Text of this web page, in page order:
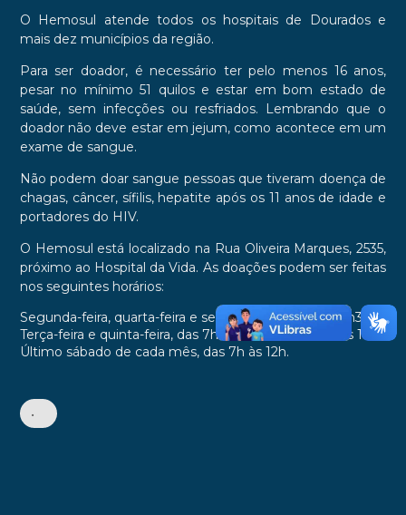
O Hemosul atende todos os hospitais de Dourados e
mais dez municípios da região.
Para ser doador, é necessário ter pelo menos 16 anos,
pesar no mínimo 51 quilos e estar em bom estado de
saúde, sem infecções ou resfriados. Lembrando que o
doador não deve estar em jejum, como acontece em um
exame de sangue.
Não podem doar sangue pessoas que tiveram doença de
chagas, câncer, sífilis, hepatite após os 11 anos de idade e
portadores do HIV.
O Hemosul está localizado na Rua Oliveira Marques, 2535,
próximo ao Hospital da Vida. As doações podem ser feitas
nos seguintes horários:
Segunda-feira, quarta-feira e sexta-feira, das 7h às 12h30;
Terça-feira e quinta-feira, das 7h às 11h30 e das 13h às 17h;
Último sábado de cada mês, das 7h às 12h.
•